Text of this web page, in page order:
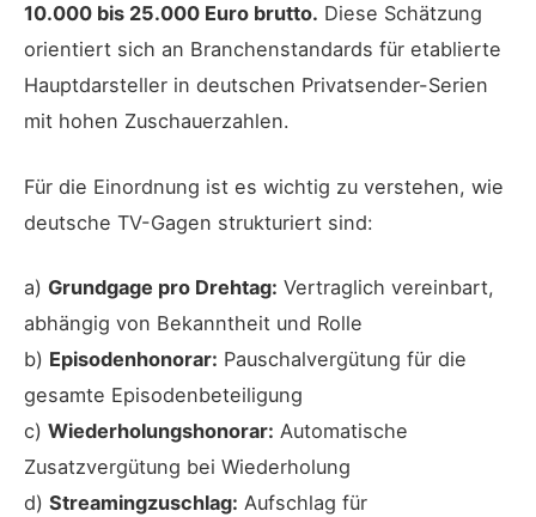
10.000 bis 25.000 Euro brutto. Diese Schätzung
orientiert sich an Branchenstandards für etablierte
Hauptdarsteller in deutschen Privatsender-Serien
mit hohen Zuschauerzahlen.
Für die Einordnung ist es wichtig zu verstehen, wie
deutsche TV-Gagen strukturiert sind:
a) Grundgage pro Drehtag: Vertraglich vereinbart,
abhängig von Bekanntheit und Rolle
b) Episodenhonorar: Pauschalvergütung für die
gesamte Episodenbeteiligung
c) Wiederholungshonorar: Automatische
Zusatzvergütung bei Wiederholung
d) Streamingzuschlag: Aufschlag für